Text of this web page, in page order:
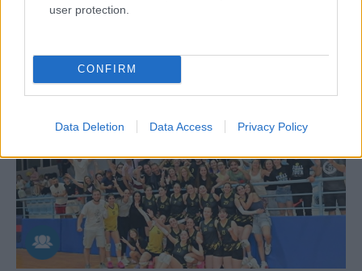
user protection.
CONFIRM
Data Deletion Data Access Privacy Policy
Ελληνικό Κολλέγιο Θεσσαλονίκης αναχώρησε για την Κίνα,